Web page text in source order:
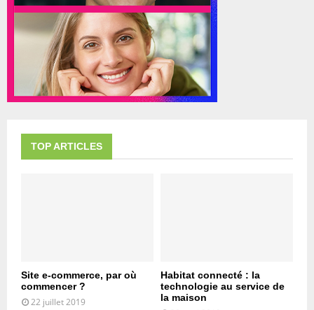
TOP ARTICLES
Site e-commerce, par où
commencer ?
22 juillet 2019
Habitat connecté : la
technologie au service de
la maison